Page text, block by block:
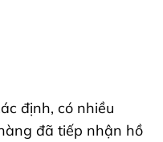
định, có nhiều
đã tiếp nhận hồ